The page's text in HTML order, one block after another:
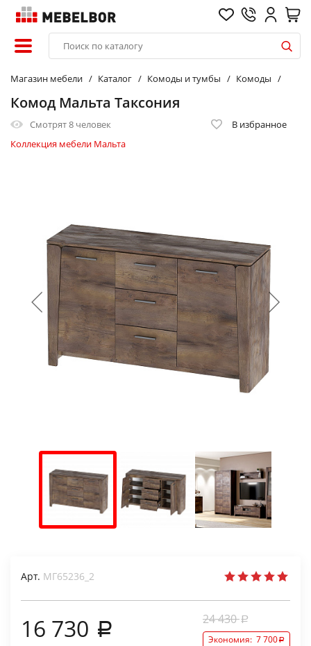
Магазин мебели Каталог Комоды и тумбы Комоды
Комод Мальта Таксония
Смотрят8 человек
В избранное
Коллекция мебели Мальта
Арт. МГ65236_2
16 730 24 430
Экономия: 7 700